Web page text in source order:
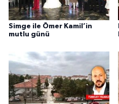
Simge ile Ömer Kamil’in
mutlu günü